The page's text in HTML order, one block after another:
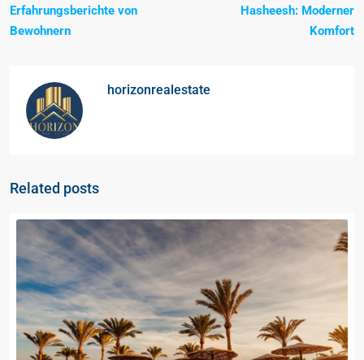
Erfahrungsberichte von
Bewohnern
Hasheesh: Moderner
Komfort
horizonrealestate
Related posts